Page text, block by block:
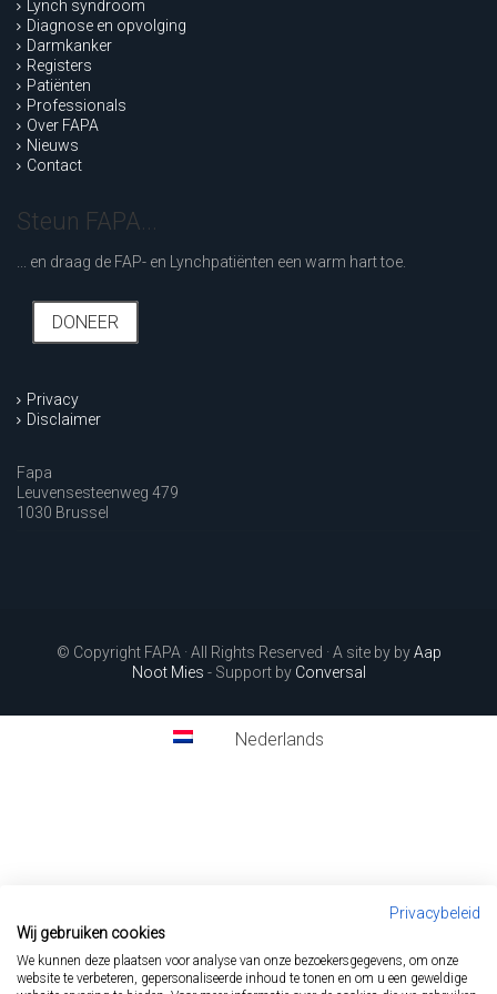
Lynch syndroom
Diagnose en opvolging
Darmkanker
Registers
Patiënten
Professionals
Over FAPA
Nieuws
Contact
Steun FAPA...
... en draag de FAP- en Lynchpatiënten een warm hart toe.
DONEER
Privacy
Disclaimer
Fapa
Leuvensesteenweg 479
1030 Brussel
© Copyright FAPA · All Rights Reserved · A site by byAap
Noot Mies - Support by Conversal
Nederlands
Privacybeleid
Wij gebruiken cookies
We kunnen deze plaatsen voor analyse van onze bezoekersgegevens, om onze
website te verbeteren, gepersonaliseerde inhoud te tonen en om u een geweldige